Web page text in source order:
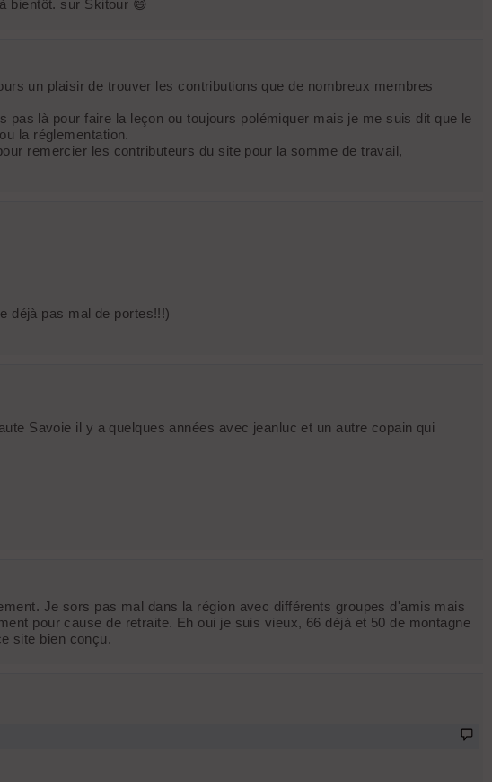
bientôt. sur Skitour 😄
un plaisir de trouver les contributions que de nombreux membres
là pour faire la leçon ou toujours polémiquer mais je me suis dit que le
la réglementation.
remercier les contributeurs du site pour la somme de travail,
déjà pas mal de portes!!!)
Savoie il y a quelques années avec jeanluc et un autre copain qui
Je sors pas mal dans la région avec différents groupes d'amis mais
pour cause de retraite. Eh oui je suis vieux, 66 déjà et 50 de montagne
site bien conçu.